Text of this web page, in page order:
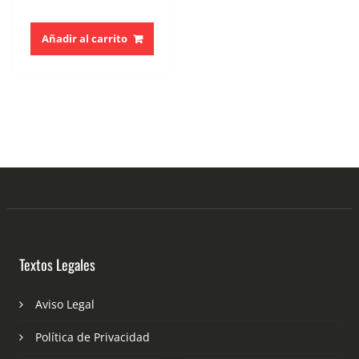
Añadir al carrito
Textos Legales
Aviso Legal
Política de Privacidad